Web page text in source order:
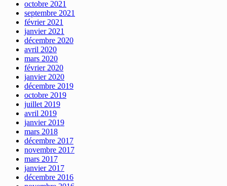
octobre 2021
septembre 2021
février 2021
janvier 2021
décembre 2020
avril 2020
mars 2020
février 2020
janvier 2020
décembre 2019
octobre 2019
juillet 2019
avril 2019
janvier 2019
mars 2018
décembre 2017
novembre 2017
mars 2017
janvier 2017
décembre 2016